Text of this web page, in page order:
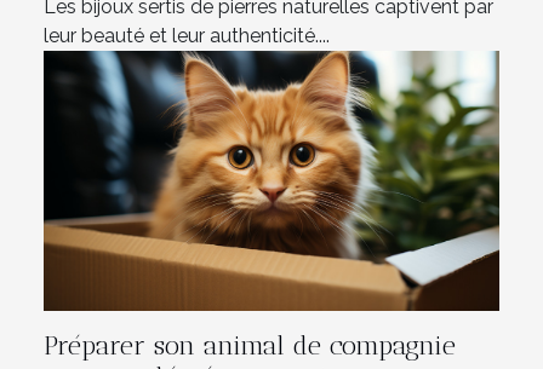
Les bijoux sertis de pierres naturelles captivent par
leur beauté et leur authenticité....
Préparer son animal de compagnie